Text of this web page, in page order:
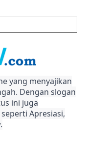
yang menyajikan
Dengan slogan
ini juga
Apresiasi,